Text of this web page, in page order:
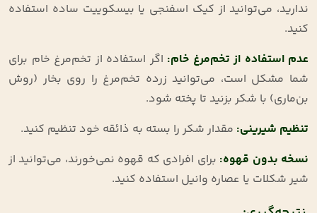
ندارید، می‌توانید از کیک اسفنجی یا بیسکوییت ساده استفاده
کنید.
عدم استفاده از تخم‌مرغ خام: اگر استفاده از تخم‌مرغ خام برای
شما مشکل است، می‌توانید زرده تخم‌مرغ را روی بخار (روش
بن‌ماری) با شکر بزنید تا پخته شود.
تنظیم شیرینی: مقدار شکر را بسته به ذائقه خود تنظیم کنید.
نسخه بدون قهوه: برای افرادی که قهوه نمی‌خورند، می‌توانید از
شیر شکلات یا عصاره وانیل استفاده کنید.